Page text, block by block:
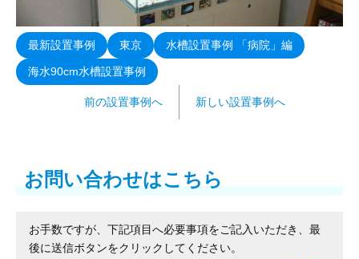
最新設置事例 東京 水槽設置事例 「病院」編
海水90cm水槽設置事例
前の設置事例へ 新しい設置事例へ
お問い合わせはこちら
お手数ですが、下記項目へ必要事項をご記入いただき、最
後に送信ボタンをクリックしてください。